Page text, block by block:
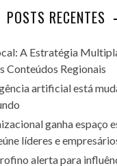
POSTS RECENTES
A Estratégia
Conteúdos Regionais
artificial está
ganha espaço
líderes e
alerta para